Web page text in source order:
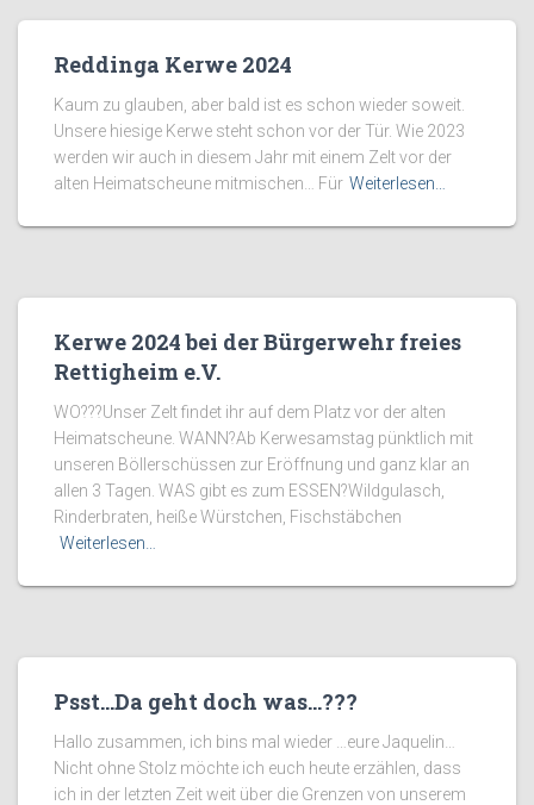
Reddinga Kerwe 2024
Kaum zu glauben, aber bald ist es schon wieder soweit.
Unsere hiesige Kerwe steht schon vor der Tür. Wie 2023
werden wir auch in diesem Jahr mit einem Zelt vor der
alten Heimatscheune mitmischen… Für Weiterlesen…
Kerwe 2024 bei der Bürgerwehr freies
Rettigheim e.V.
WO???Unser Zelt findet ihr auf dem Platz vor der alten
Heimatscheune. WANN?Ab Kerwesamstag pünktlich mit
unseren Böllerschüssen zur Eröffnung und ganz klar an
allen 3 Tagen. WAS gibt es zum ESSEN?Wildgulasch,
Rinderbraten, heiße Würstchen, Fischstäbchen
Weiterlesen…
Psst…Da geht doch was…???
Hallo zusammen, ich bins mal wieder …eure Jaquelin…
Nicht ohne Stolz möchte ich euch heute erzählen, dass
ich in der letzten Zeit weit über die Grenzen von unserem